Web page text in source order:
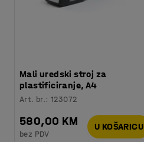
Mali uredski stroj za
plastificiranje, A4
Art. br.:123072
580,00 KM
bez PDV
U KOŠARICU